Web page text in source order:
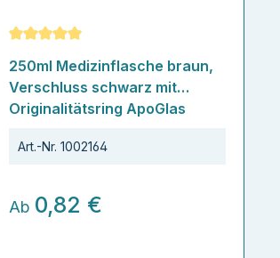
Sternen
Durchschnittliche Bewertung von 5
250ml Medizinflasche braun,
Verschluss schwarz mit
Originalitätsring ApoGlas
Art.-Nr. 1002164
Ab 0,82 €